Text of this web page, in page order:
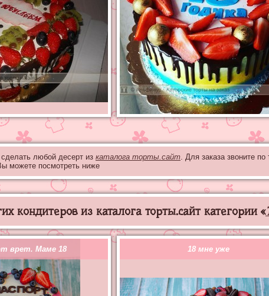
любой десерт из каталога торты.сайт . Для заказа звоните
можете посмотреть ниже
кондитеров из каталога торты.сайт категории «
врет. Маме 18 18 мне уже